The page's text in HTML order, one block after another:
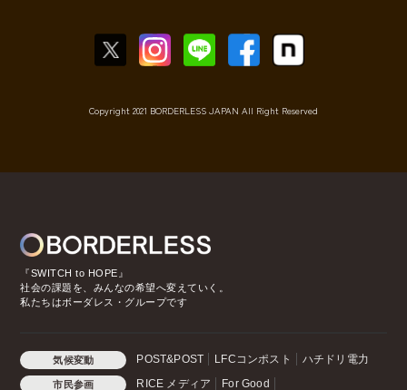
Copyright 2021 BORDERLESS JAPAN All Right Reserved
『SWITCH to HOPE』
社会の課題を、みんなの希望へ変えていく。
私たちはボーダレス・グループです
気候変動 POST&POST LFCコンポスト ハチドリ電力
市民参画 RICE メディア
For Good